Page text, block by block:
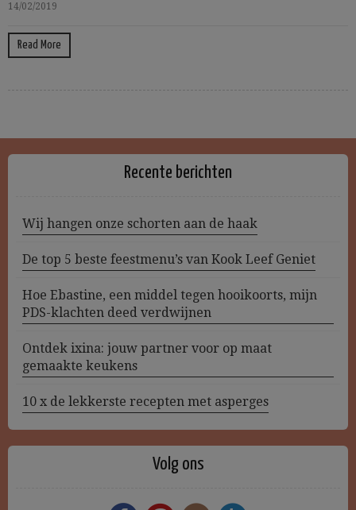
14/02/2019
Read More
Recente berichten
Wij hangen onze schorten aan de haak
De top 5 beste feestmenu’s van Kook Leef Geniet
Hoe Ebastine, een middel tegen hooikoorts, mijn
PDS-klachten deed verdwijnen
Ontdek ixina: jouw partner voor op maat
gemaakte keukens
10 x de lekkerste recepten met asperges
Volg ons